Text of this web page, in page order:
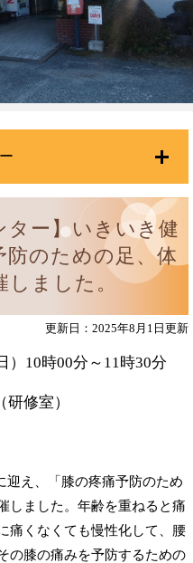
ター】いきいき健
防のための足、体
しました。
更新日：2025年8月1日更新
）10時00分～11時30分
修室）
え、「膝の疼痛予防のため
しました。年齢を重ねると痛
痛くなくても慢性化して、腰
の膝の痛みを予防するための